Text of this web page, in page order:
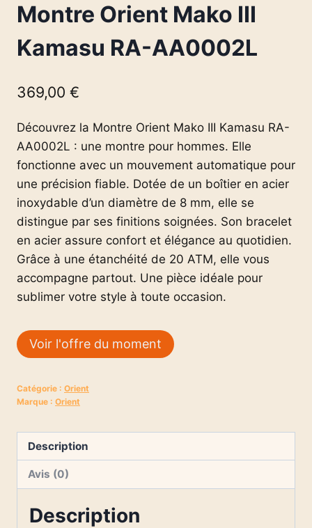
Montre Orient Mako III
Kamasu RA-AA0002L
369,00 €
Découvrez la Montre Orient Mako III Kamasu RA-
AA0002L : une montre pour hommes. Elle
fonctionne avec un mouvement automatique pour
une précision fiable. Dotée de un boîtier en acier
inoxydable d’un diamètre de 8 mm, elle se
distingue par ses finitions soignées. Son bracelet
en acier assure confort et élégance au quotidien.
Grâce à une étanchéité de 20 ATM, elle vous
accompagne partout. Une pièce idéale pour
sublimer votre style à toute occasion.
Voir l'offre du moment
Catégorie : Orient
Marque : Orient
Description
Avis (0)
Description